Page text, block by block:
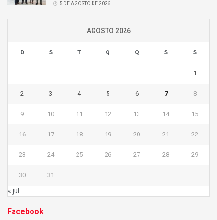
5 DE AGOSTO DE 2026
AGOSTO 2026
D S T Q Q S S
1
2 3 4 5 6 7 8
9 10 11 12 13 14 15
16 17 18 19 20 21 22
23 24 25 26 27 28 29
30 31
« jul
Facebook